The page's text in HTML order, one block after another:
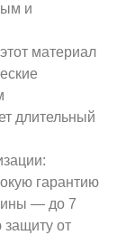
и
материал
длительный
гарантию
— до 7
защиту от